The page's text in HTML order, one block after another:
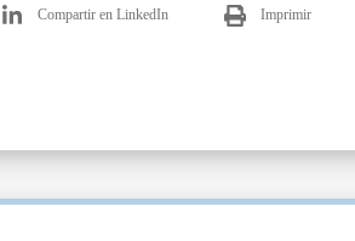
Compartir en LinkedIn Imprimir